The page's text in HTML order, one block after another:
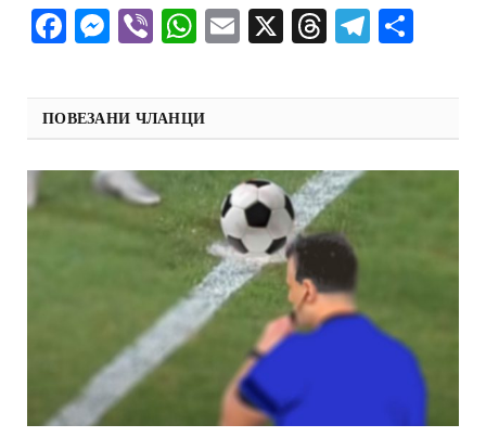
Facebook
Messenger
ViberWhatsApp
Email
X Threads
ПОВЕЗАНИ ЧЛАНЦИ